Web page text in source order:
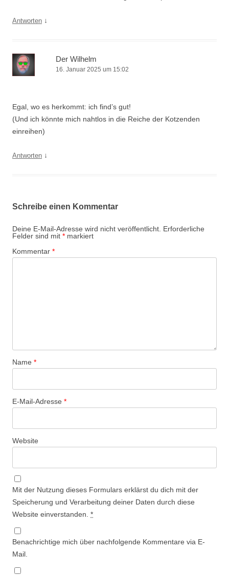
Antworten ↓
Der Wilhelm
16. Januar 2025 um 15:02
Egal, wo es herkommt: ich find’s gut!
(Und ich könnte mich nahtlos in die Reiche der Kotzenden
einreihen)
Antworten ↓
Schreibe einen Kommentar
Deine E-Mail-Adresse wird nicht veröffentlicht. Erforderliche
Felder sind mit * markiert
Kommentar *
Name *
E-Mail-Adresse *
Website
Mit der Nutzung dieses Formulars erklärst du dich mit der
Speicherung und Verarbeitung deiner Daten durch diese
Website einverstanden. *
Benachrichtige mich über nachfolgende Kommentare via E-
Mail.